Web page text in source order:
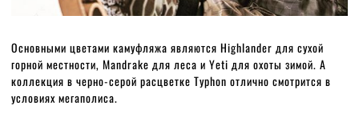
Основными цветами камуфляжа являются Highlander для сухой
горной местности, Mandrake для леса и Yeti для охоты зимой. А
коллекция в черно-серой расцветке Typhon отлично смотрится в
условиях мегаполиса.